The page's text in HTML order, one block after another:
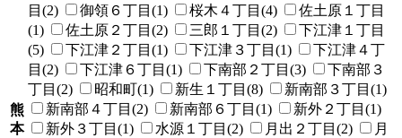
熊
本
目(2)
御領６丁目(1) 桜木４丁目(4)
佐土原１丁目
(1)
佐土原２丁目(2) 三郎１丁目(2)
下江津１丁目
(5)
下江津２丁目(1) 下江津３丁目(1)
下江津４丁
目(2)
下江津６丁目(1) 下南部２丁目(3)
下南部３
丁目(2)
昭和町(1) 新生１丁目(8)
新南部３丁目(1)
新南部４丁目(2)
新南部６丁目(1)
新外２丁目(1)
新外３丁目(1)
水源１丁目(2) 月出２丁目(2)
月